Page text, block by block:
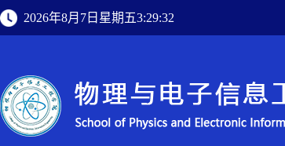
2026年8月7日星期五3:29:32